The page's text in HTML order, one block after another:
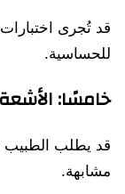
قد تُجرى
للحساسية.
خامسًا:
قد يطلب الطبيب
مشابهة.